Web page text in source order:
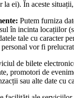
ei). În aceste
Putem furniza
în incinta locațiilor
tale cu caracter
vor fi
de bilete
promotori de
sau alte date cu